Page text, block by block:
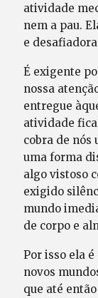
atividade
nem a pau.
e
É exigente
nossa
entregue
atividade
cobra de nós
uma forma
algo vistoso
exigido
mundo
de corpo e
Por isso ela
novos
que até